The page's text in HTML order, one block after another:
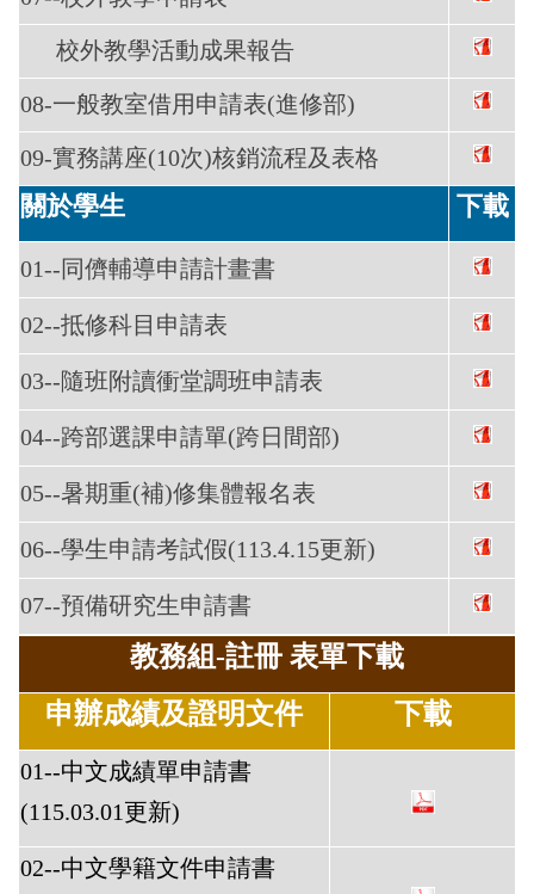
校外教學活動成果報告
08-一般教室借用申請表(進修部)
09-實務講座(10次)核銷流程及表格
關於學生 下載
01--同儕輔導申請計畫書
02--抵修科目申請表
03--隨班附讀衝堂調班申請表
04--跨部選課申請單(跨日間部)
05--暑期重(補)修集體報名表
06--學生申請考試假(113.4.15更新)
07--預備研究生申請書
教務組-註冊 表單下載
申辦成績及證明文件
下載
01--中文成績單申請書
(115.03.01更新)
02--中文學籍文件申請書